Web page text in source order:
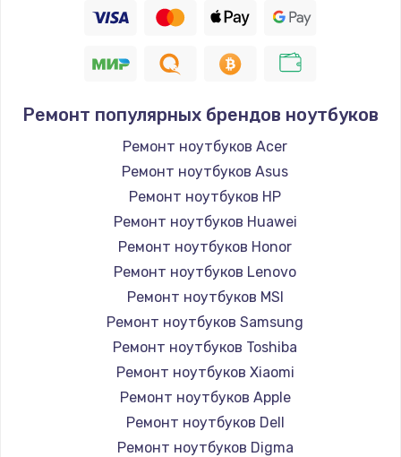
Заказать
Замена Touch Bar
Заказать
Замена Wi-Fi модуля
650 руб.
Заказать
Ремонт видеокарты
1800 руб.
Заказать
Замена разъема питания
800 руб.
Заказать
Ремонт популярных брендов ноутбуков
Ремонт ноутбуков Acer
Ремонт ноутбуков Asus
Ремонт ноутбуков HP
Ремонт ноутбуков Huawei
Ремонт ноутбуков Honor
Ремонт ноутбуков Lenovo
Ремонт ноутбуков MSI
Ремонт ноутбуков Samsung
Ремонт ноутбуков Toshiba
Ремонт ноутбуков Xiaomi
Ремонт ноутбуков Apple
Ремонт ноутбуков Dell
Ремонт ноутбуков Digma